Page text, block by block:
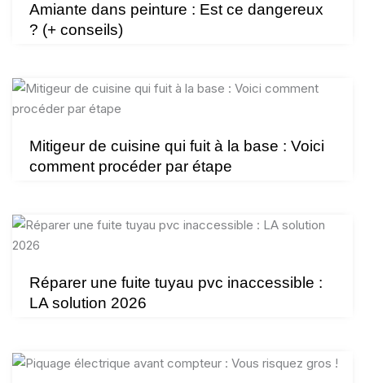
Amiante dans peinture : Est ce dangereux
? (+ conseils)
Mitigeur de cuisine qui fuit à la base : Voici
comment procéder par étape
Réparer une fuite tuyau pvc inaccessible :
LA solution 2026